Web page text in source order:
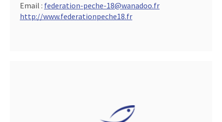
Email : federation-peche-18@wanadoo.fr
http://www.federationpeche18.fr